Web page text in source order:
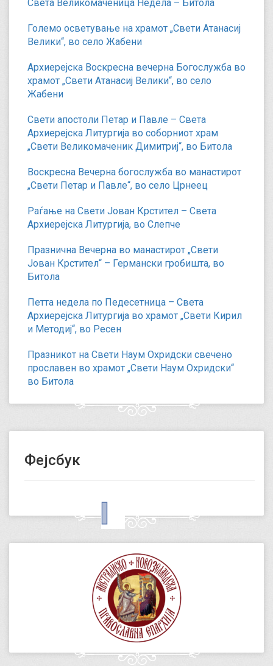
Света Великомаченица Недела – Битола
Големо осветување на храмот „Свети Атанасиј
Велики“, во село Жабени
Архиерејска Воскресна вечерна Богослужба во
храмот „Свети Атанасиј Велики“, во село
Жабени
Свети апостоли Петар и Павле – Света
Архиерејска Литургија во соборниот храм
„Свети Великомаченик Димитриј“, во Битола
Воскресна Вечерна богослужба во манастирот
„Свети Петар и Павле“, во село Црнеец
Раѓање на Свети Јован Крстител – Света
Архиерејска Литургија, во Слепче
Празнична Вечерна во манастирот „Свети
Јован Крстител“ – Германски гробишта, во
Битола
Петта недела по Педесетница – Света
Архиерејска Литургија во храмот „Свети Кирил
и Методиј“, во Ресен
Празникот на Свети Наум Охридски свечено
прославен во храмот „Свети Наум Охридски“
во Битола
Фејсбук